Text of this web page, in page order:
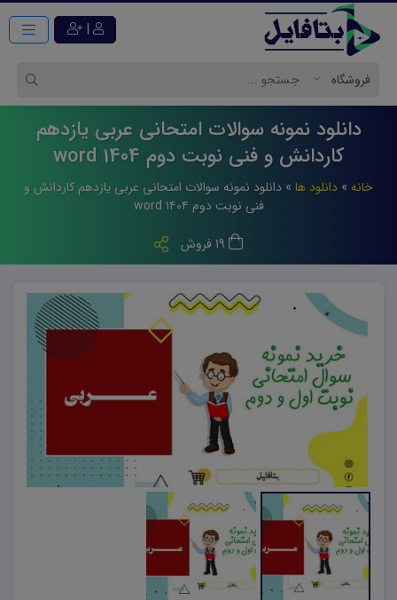
|
دانلود نمونه سوالات امتحانی عربی یازدهم
کاردانش و فنی نوبت دوم 1404 word
خانه » دانلود ها » دانلود نمونه سوالات امتحانی عربی یازدهم کاردانش و
فنی نوبت دوم ۱۴۰۴ word